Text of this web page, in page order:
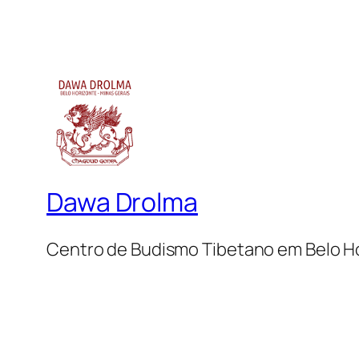
Dawa Drolma
Centro de Budismo Tibetano em Belo